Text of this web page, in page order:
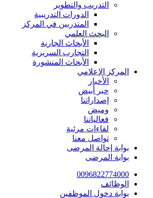
التدريب والتطوير
الدورات التدريبية
المتدربين في المركز
البحث العلمي
الأبحاث الجارية
التجارب السريرية
الأبحاث المنشورة
المركز الإعلامي
الأخبار
حبر أبيض
إصداراتنا
وميض
فعالياتنا
لقاءات مرئية
تواصل معنا
بوابة إحالة المرضى
بوابة المرضى
0096822774000
الوظائف
بوابة دخول الموظفين